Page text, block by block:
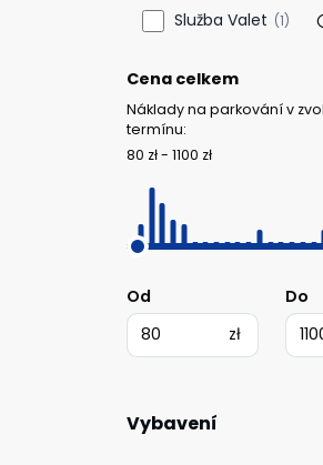
Služba Valet (1)
Cena celkem
Náklady na parkování v
termínu:
80 zł - 1100 zł
Od
zł
Do
Vybavení